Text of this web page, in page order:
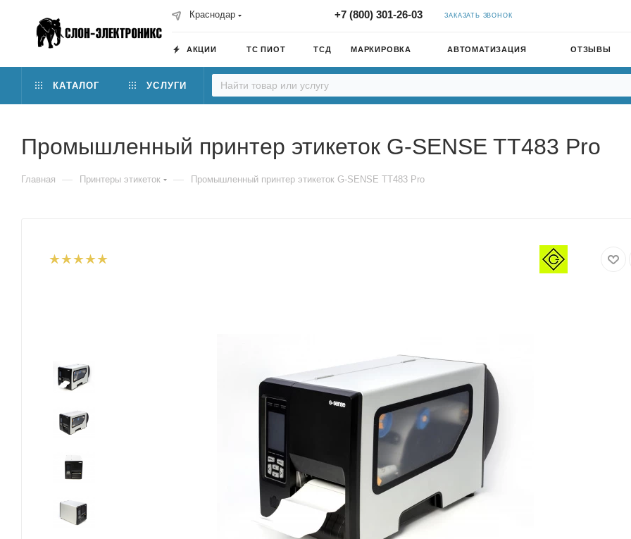
Краснодар +7 (800) 301-26-03 ЗАКАЗАТЬ ЗВОНОК
АКЦИИ ТС ПИОТ ТСД МАРКИРОВКА АВТОМАТИЗАЦИЯ ОТЗЫВЫ
КАТАЛОГ УСЛУГИ
Промышленный принтер этикеток G-SENSE TT483 Pro
Главная — Принтеры этикеток — Промышленный принтер этикеток G-SENSE TT483 Pro